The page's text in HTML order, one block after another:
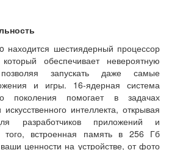
находится шестиядерный процессор
обеспечивает невероятную
позволяя запускать даже самые
и игры. 16-ядерная система
поколения помогает в задачах
интеллекта, открывая
разработчиков приложений и
того, встроенная память в 256 Гб
ценности на устройстве, от фото